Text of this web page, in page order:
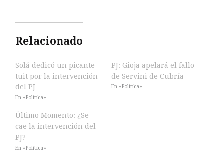
Relacionado
Solá dedicó un picante
tuit por la intervención
del PJ
En «Política»
PJ: Gioja apelará el fallo
de Servini de Cubría
En «Política»
Último Momento: ¿Se
cae la intervención del
PJ?
En «Política»